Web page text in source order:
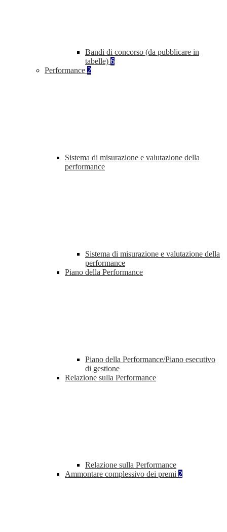
Bandi di concorso (da pubblicare in
tabelle) 6
Performance 2
Sistema di misurazione e valutazione della
performance
Sistema di misurazione e valutazione della
performance
Piano della Performance
Piano della Performance/Piano esecutivo
di gestione
Relazione sulla Performance
Relazione sulla Performance
Ammontare complessivo dei premi 2